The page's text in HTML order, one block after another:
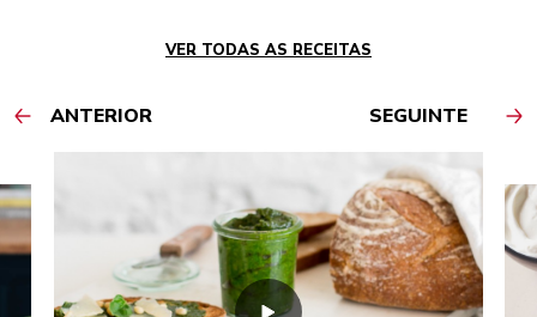
VER TODAS AS RECEITAS
ANTERIOR SEGUINTE